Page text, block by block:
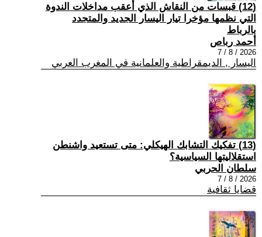
(12) قبسات من النقاش الذي أعقب مداخلات الندوة
التي نظمها مؤخرا تيار اليسار الجديد والمتجدد
بالرباط
أحمد رباص
2026 / 8 / 7
اليسار , الديمقراطية والعلمانية في المغرب العربي
(13) تفكيك التشابك الهيكلي: متى تستعيد واشنطن
استقلاليتها السياسية؟
سلطان الحربي
2026 / 8 / 7
قضايا ثقافية